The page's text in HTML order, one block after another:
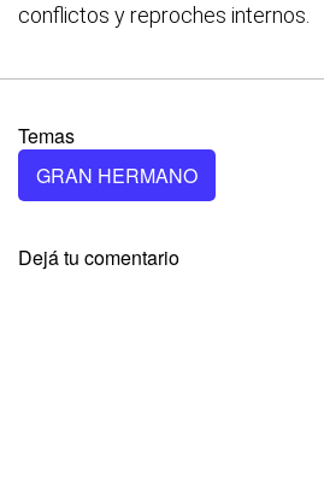
conflictos y reproches internos.
Temas
GRAN HERMANO
Dejá tu comentario